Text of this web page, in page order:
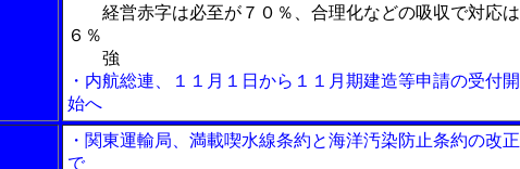
経営赤字は必至が７０％、合理化などの吸収で対応は
６％
強
・内航総連、１１月１日から１１月期建造等申請の受付開
始へ
・関東運輸局、満載喫水線条約と海洋汚染防止条約の改正
で